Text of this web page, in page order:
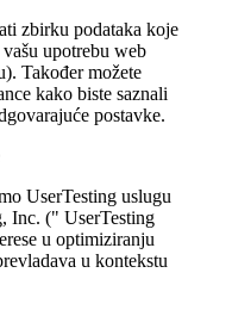
zbirku podataka koje
upotrebu web
Također možete
kako biste saznali
postavke.
UserTesting uslugu
Inc. (" UserTesting
u optimiziranju
u kontekstu